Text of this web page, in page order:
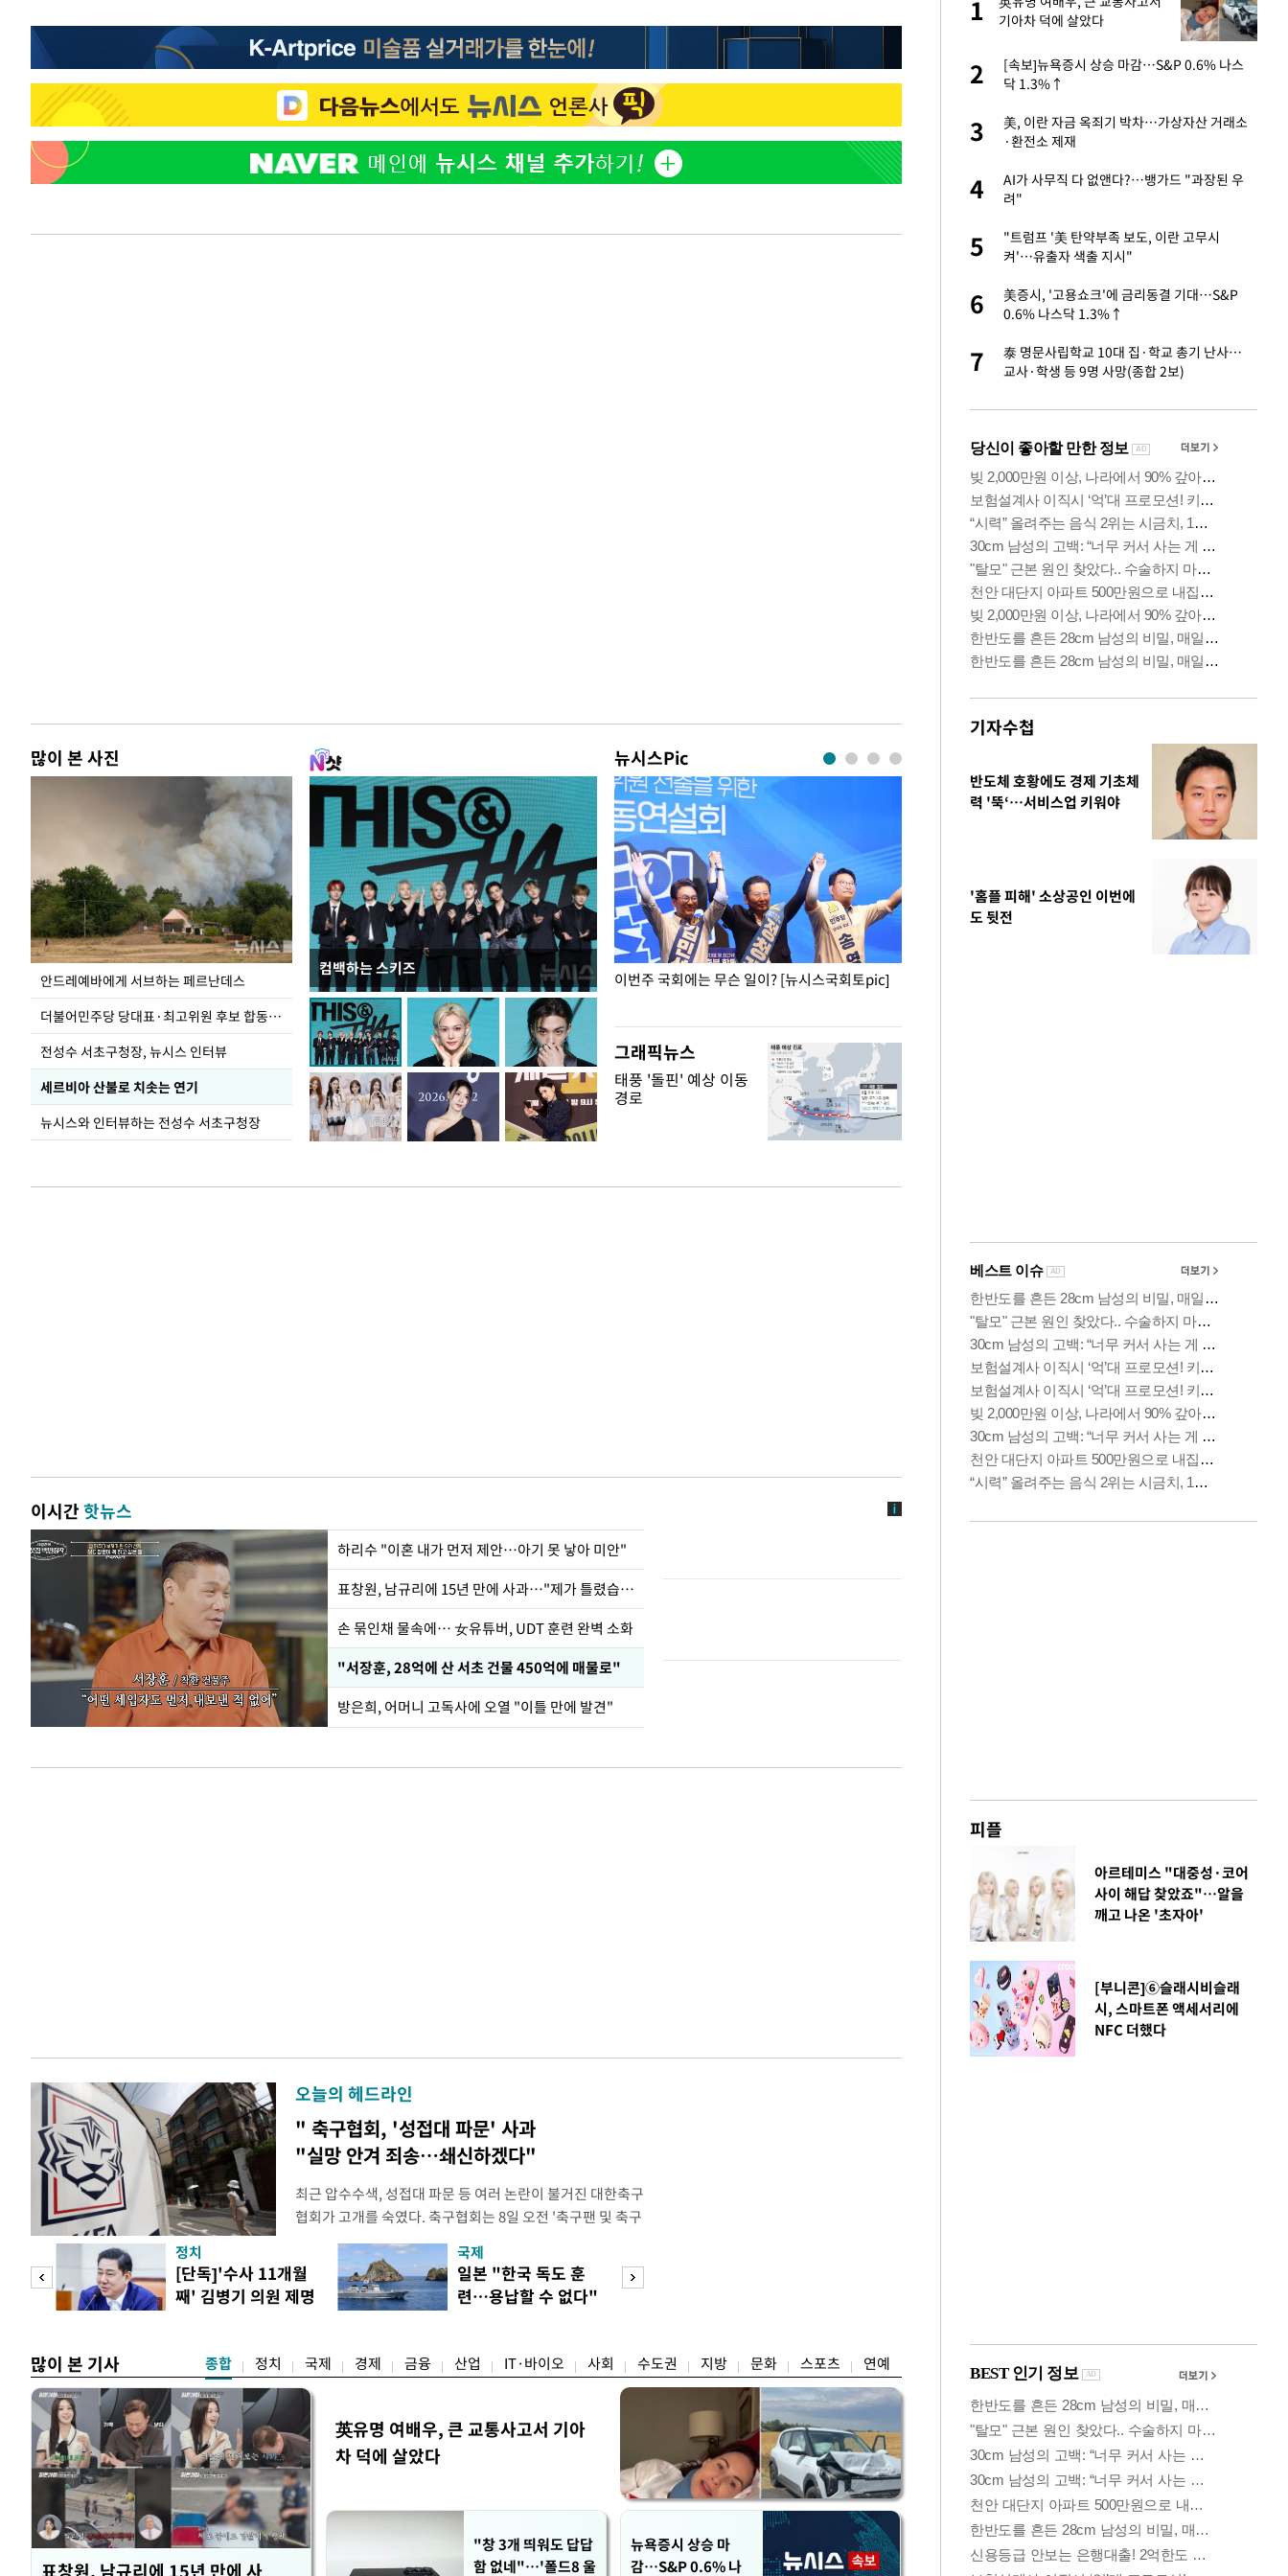
많이 본 사진
안드레예바에게 서브하는 페르난데스
더불어민주당 당대표·최고위원 후보 합동연설회
전성수 서초구청장, 뉴시스 인터뷰
세르비아 산불로 치솟는 연기
뉴시스와 인터뷰하는 전성수 서초구청장
컴백하는 스키즈
뉴시스Pic
이 대통령, 국가폭력 피해자에 위로·사과…"국가
가 책임지고 치유"
이번주 국회에는 무슨 일이? [뉴시스국회토pic]
그래픽뉴스
태풍 '돌핀' 예상 이동
경로
이시간핫뉴스
하리수 "이혼 내가 먼저 제안…아기 못 낳아 미안"
표창원, 남규리에 15년 만에 사과…"제가 틀렸습니다"
손 묶인채 물속에… 女유튜버, UDT 훈련 완벽 소화
"서장훈, 28억에 산 서초 건물 450억에 매물로"
방은희, 어머니 고독사에 오열 "이틀 만에 발견"
오늘의 헤드라인
" 축구협회, '성접대 파문' 사과
"실망 안겨 죄송…쇄신하겠다"
최근 압수수색, 성접대 파문 등 여러 논란이 불거진 대한축구
협회가 고개를 숙였다. 축구협회는 8일 오전 '축구팬 및 축구
관계자 여러분께 드리는 글'이라는 제목의 입장문을 발표했
다. 축구협회는 최근 2026 국제축구연맹(FIFA) 북중미 월드
컵 조별리그 탈락과 관련해 국회 문화체육관광위원회 청문
회에서 질타를 받은 데 이어, 홍명보 전 감독 선
정치
[단독]'수사 11개월
째' 김병기 의원 제명
국제
일본 "한국 독도 훈
련…용납할 수 없다"
많이 본 기사 종합 정치 국제 경제 금융 산업 IT·바이오 사회 수도권 지방 문화 스포츠 연예
표창원, 남규리에 15년 만에 사
英유명 여배우, 큰 교통사고서 기아
차 덕에 살았다
"창 3개 띄워도 답답
함 없네"…'폴드8 울
뉴욕증시 상승 마
감…S&P 0.6% 나
2
"창 3개 띄워도 답답함 없네"…'폴드8 울트
라', 일주일 써보니
3
英유명 여배우, 큰 교통사고서 기아차 덕에
살았다
4
[속보]뉴욕증시 상승 마감…S&P 0.6% 나스
5
더위에 에어컨 틀고 '콜록콜록'…혹시 이 질
1
기아차 덕에 살았다
2
[속보]뉴욕증시 상승 마감…S&P 0.6% 나스
닥 1.3%↑
3
美, 이란 자금 옥죄기 박차…가상자산 거래소
·환전소 제재
4
AI가 사무직 다 없앤다?…뱅가드 "과장된 우
려"
5
"트럼프 '美 탄약부족 보도, 이란 고무시
켜'…유출자 색출 지시"
6
美증시, '고용쇼크'에 금리동결 기대…S&P
0.6% 나스닥 1.3%↑
7
泰 명문사립학교 10대 집·학교 총기 난사…
교사·학생 등 9명 사망(종합 2보)
기자수첩
반도체 호황에도 경제 기초체
력 '뚝‘…서비스업 키워야
'홈플 피해' 소상공인 이번에
도 뒷전
피플
아르테미스 "대중성·코어
사이 해답 찾았죠"…알을
깨고 나온 '초자아'
[부니콘]⑥슬래시비슬래
시, 스마트폰 액세서리에
NFC 더했다